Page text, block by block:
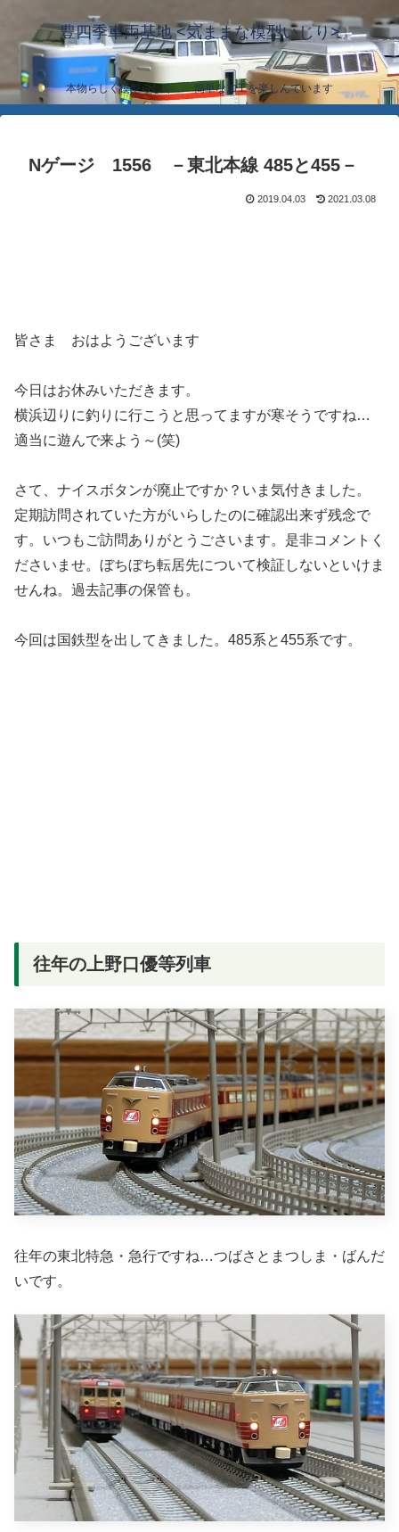
豊四季車両基地 <気ままな模型いじり>
本物らしく模型らしく… 簡単な加工を楽しんでいます
Nゲージ 1556 －東北本線 485と455－
2019.04.03 2021.03.08
皆さま おはようございます
今日はお休みいただきます。
横浜辺りに釣りに行こうと思ってますが寒そうですね…
適当に遊んで来よう～(笑)
さて、ナイスボタンが廃止ですか？いま気付きました。
定期訪問されていた方がいらしたのに確認出来ず残念で
す。いつもご訪問ありがとうごさいます。是非コメントく
ださいませ。ぼちぼち転居先について検証しないといけま
せんね。過去記事の保管も。
今回は国鉄型を出してきました。485系と455系です。
往年の上野口優等列車
往年の東北特急・急行ですね…つばさとまつしま・ばんだ
いです。